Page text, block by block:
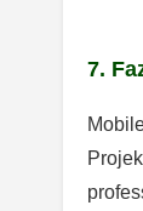
7.